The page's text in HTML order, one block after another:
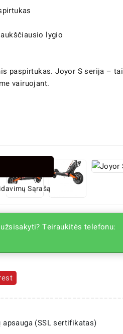
lygio
paspirtukas. Joyor S serija – tai
vairuojant.
Sąrašą
Teiraukitės telefonu:
(SSL sertifikatas)